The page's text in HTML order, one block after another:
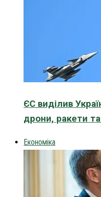
ЄС виділив
дрони, ракети
Економіка